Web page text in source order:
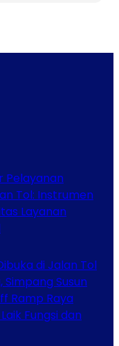
Pelayanan
Tol: Instrumen
Layanan
di Jalan Tol
Susun
Ramp Raya
Fungsi dan